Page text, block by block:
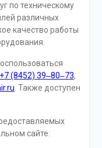
по техническому
различных
качество работы
+7 (8452) 39‒80‒73,
. Также доступен
сайте: